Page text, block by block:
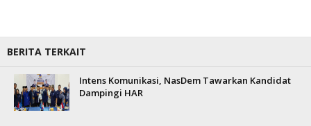
BERITA TERKAIT
Intens Komunikasi, NasDem Tawarkan Kandidat
Dampingi HAR